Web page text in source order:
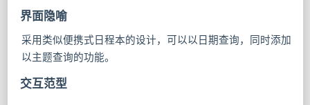
界面隐喻
采用类似便携式日程本的设计，可以以日期查询，同时添加
以主题查询的功能。
交互范型